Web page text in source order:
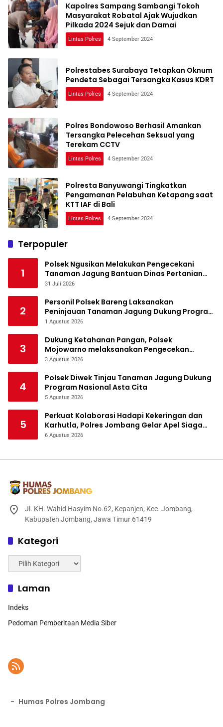
Kapolres Sampang Sambangi Tokoh
Masyarakat Robatal Ajak Wujudkan
Pilkada 2024 Sejuk dan Damai
Lintas Polres 4 September 2024
Polrestabes Surabaya Tetapkan Oknum
Pendeta Sebagai Tersangka Kasus KDRT
Lintas Polres 4 September 2024
Polres Bondowoso Berhasil Amankan
Tersangka Pelecehan Seksual yang
Terekam CCTV
Lintas Polres 4 September 2024
Polresta Banyuwangi Tingkatkan
Pengamanan Pelabuhan Ketapang saat
KTT IAF di Bali
Lintas Polres 4 September 2024
Terpopuler
1
Polsek Ngusikan Melakukan Pengecekani
Tanaman Jagung Bantuan Dinas Pertanian
melalui Polres Jombang
31 Juli 2026
2
Personil Polsek Bareng Laksanakan
Peninjauan Tanaman Jagung Dukung Program
Ketahanan Pangan
1 Agustus 2026
3
Dukung Ketahanan Pangan, Polsek
Mojowarno melaksanakan Pengecekan
Tanaman Jagung
3 Agustus 2026
4
Polsek Diwek Tinjau Tanaman Jagung Dukung
Program Nasional Asta Cita
5 Agustus 2026
5
Perkuat Kolaborasi Hadapi Kekeringan dan
Karhutla, Polres Jombang Gelar Apel Siaga
Bencana
6 Agustus 2026
Jl. KH. Wahid Hasyim No.62, Kepanjen, Kec. Jombang,
Kabupaten Jombang, Jawa Timur 61419
Kategori
Kategori
Laman
Indeks
Pedoman Pemberitaan Media Siber
- Humas Polres Jombang